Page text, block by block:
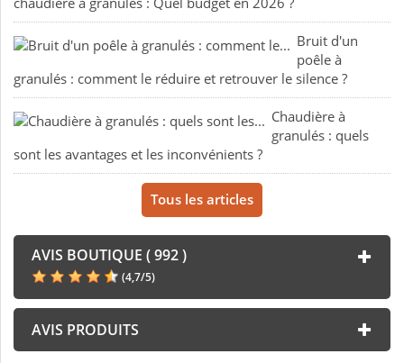
Bruit d'un
poêle à
granulés : comment le réduire et retrouver le silence ?
Chaudière à
granulés : quels
sont les avantages et les inconvénients ?
Tous les articles
AVIS BOUTIQUE ( 992 )
(4,7/5)
AVIS PRODUITS